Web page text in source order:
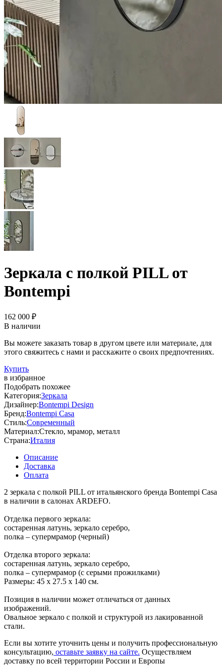
Зеркала с полкой PILL от
Bontempi
162 000 ₽
В наличии
Вы можете заказать товар в другом цвете или материале, для
этого свяжитесь с нами и расскажите о своих предпочтениях.
Купить
в избранное
Подобрать похожее
Категория:Зеркала
Дизайнер:Bontempi Design
Бренд:Bontempi Casa
Стиль:Современный
Материал:Стекло, мрамор, металл
Страна:Италия
Описание
Доставка
Оплата
2 зеркала с полкой PILL от итальянского бренда Bontempi Casa
в наличии в салонах ARDEFO.
Отделка первого зеркала:
состаренная латунь, зеркало серебро,
полка – супермрамор (черный)
Отделка второго зеркала:
состаренная латунь, зеркало серебро,
полка – супермрамор (с серыми прожилками)
Размеры: 45 х 27.5 х 140 см.
Позиция в наличии может отличаться от данных
изображений.
Овальное зеркало с полкой и структурой из лакированной
стали.
Если вы хотите уточнить цены и получить профессиональную
консультацию, оставьте заявку на сайте. Осуществляем
доставку по всей территории России и Европы